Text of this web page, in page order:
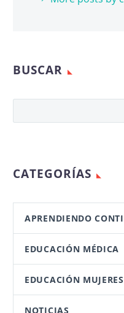
BUSCAR
CATEGORÍAS
APRENDIENDO
EDUCACIÓN MÉDICA
EDUCACIÓN MUJERES
NOTICIAS